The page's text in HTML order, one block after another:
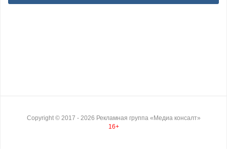
Copyright © 2017 - 2026 Рекламная группа «Медиа консалт»
16+